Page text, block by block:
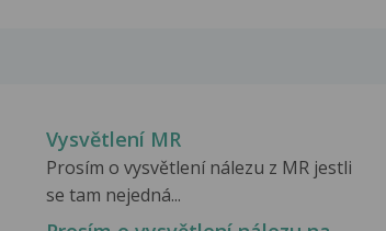
Vysvětlení MR
Prosím o vysvětlení nálezu z MR jestli
se tam nejedná...